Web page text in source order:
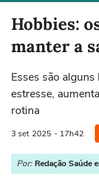
Hobbies:
manter a
Esses são
estresse,
rotina
3 set 2025 - 17h42
Por: Redação Saúde